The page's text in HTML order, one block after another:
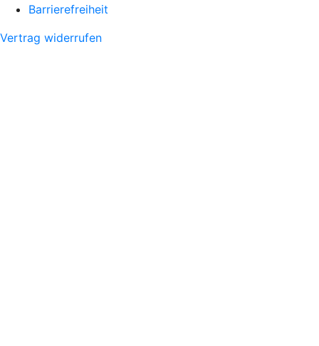
Barrierefreiheit
Vertrag widerrufen